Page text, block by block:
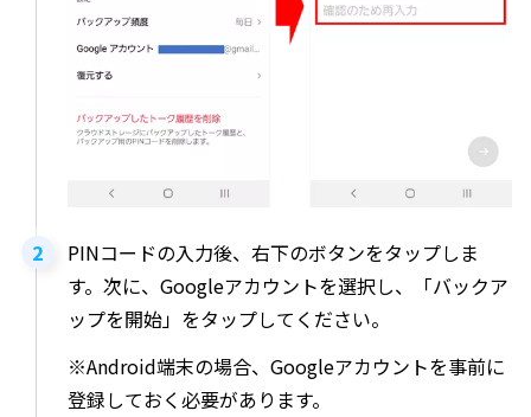
PINコードの入力後、右下のボタンをタップしま
す。次に、Googleアカウントを選択し、「バックア
ップを開始」をタップしてください。
※Android端末の場合、Googleアカウントを事前に
登録しておく必要があります。